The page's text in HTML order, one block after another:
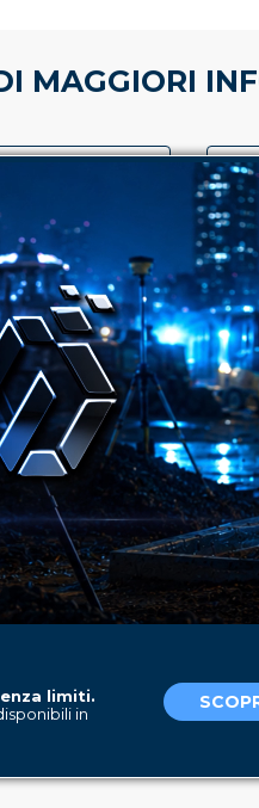
limiti.
in
MAGGIORI
dei dati personali ai sensi